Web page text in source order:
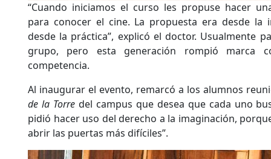
“Cuando iniciamos el curso les propuse hacer
para conocer el cine. La propuesta era desde la
desde la práctica”, explicó el doctor. Usualmente
grupo, pero esta generación rompió marca
competencia.
Al inaugurar el evento, remarcó a los alumnos
de la Torredel campus que desea que cada uno
pidió hacer uso del derecho a la imaginación,
abrir las puertas más difíciles”.